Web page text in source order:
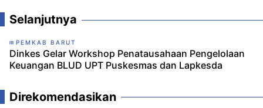
Selanjutnya
PEMKAB BARUT
Dinkes Gelar Workshop Penatausahaan Pengelolaan
Keuangan BLUD UPT Puskesmas dan Lapkesda
Direkomendasikan